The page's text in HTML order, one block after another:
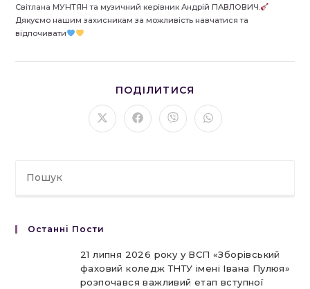
Світлана МУНТЯН та музичний керівник Андрій ПАВЛОВИЧ.
Дякуємо нашим захисникам за можливість навчатися та
відпочивати
ПОДІЛИТИСЯ
ЦИМ
ВМІСТОМ
Відкрити
в
Відкрити
в
Відкрити
в
Відкрити
в
Останні Пости
21 липня 2026 року у ВСП «Зборівський
фаховий коледж ТНТУ імені Івана Пулюя»
розпочався важливий етап вступної